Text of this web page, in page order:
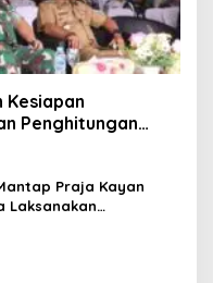
Kesiapan
Penghitungan
Praja Kayan
Laksanakan
Pemungutan dan